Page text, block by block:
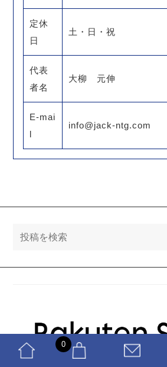
定休
日
土・日・祝
代表
者名
大柳 元伸
E-mai
l
info@jack-ntg.com
0